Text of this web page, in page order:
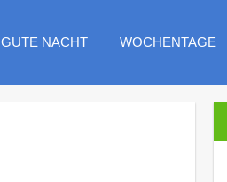
GUTE NACHT WOCHENTAGE